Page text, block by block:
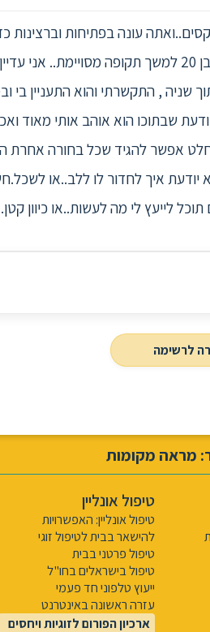
עונה בפתיחות וברצינות
את הלב" ואולי לקבל גם איזו עצה אמיתית.אני בת 17 והיה לי חבר
שניה , התקשרתי והוא התעניין בי
שבתוכו הוא אוהב אותי מאוד
אפשר להגיד שכל בחורה אחרת
יודעת איך לחדור לו ללב..או
לייעץ לי מה לעשות..או כיוון
לרשימה
מראה מקומות
טיפול אונליין
טיפול אונליין: האפשרויות
להישאר בבית לטיפול זוגי
טיפול פרטני בבית
טיפול בישראלים בחו"ל
ייעוץ טלפוני חד פעמי
עזרה ראשונה באינטרנט
ארכיון הפורום לזוגיות ויחסים